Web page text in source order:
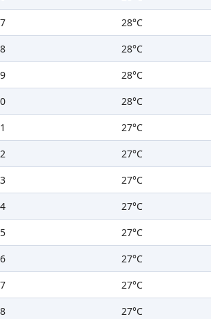
28°C
28°C
28°C
28°C
27°C
27°C
27°C
27°C
27°C
27°C
27°C
27°C